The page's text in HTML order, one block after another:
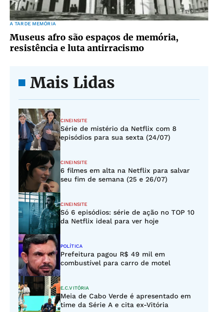
A TARDE MEMÓRIA
Museus afro são espaços de memória,
resistência e luta antirracismo
Mais Lidas
CINEINSITE
Série de mistério da Netflix com 8
episódios para sua sexta (24/07)
CINEINSITE
6 filmes em alta na Netflix para salvar
seu fim de semana (25 e 26/07)
CINEINSITE
Só 6 episódios: série de ação no TOP 10
da Netflix ideal para ver hoje
POLÍTICA
Prefeitura pagou R$ 49 mil em
combustível para carro de motel
E.C.VITÓRIA
Meia de Cabo Verde é apresentado em
time da Série A e cita ex-Vitória